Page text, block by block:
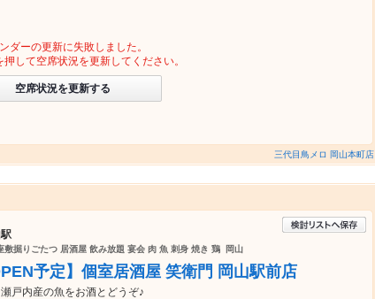
ダーの更新に失敗しました。
して空席状況を更新してください。
空席状況を更新する
三代目鳥メロ 岡山本町店
敷掘りごたつ 居酒屋 飲み放題 宴会 肉 魚 刺身 焼き 鶏 岡山
予定】個室居酒屋 笑衛門 岡山駅前店
戸内産の魚をお酒とどうぞ♪